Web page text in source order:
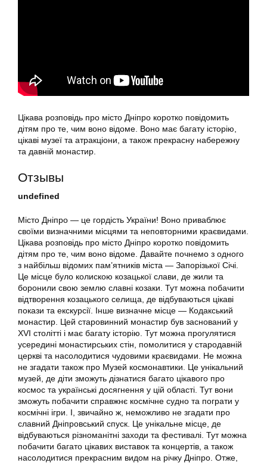
Цікава розповідь про місто Дніпро коротко повідомить
дітям про те, чим воно відоме. Воно має багату історію,
цікаві музеї та атракціони, а також прекрасну набережну
та давній монастир.
Отзывы
undefined
Місто Дніпро — це гордість України! Воно приваблює
своїми визначними місцями та неповторними краєвидами.
Цікава розповідь про місто Дніпро коротко повідомить
дітям про те, чим воно відоме. Давайте почнемо з одного
з найбільш відомих пам’ятників міста — Запорізької Січі.
Це місце було колискою козацької слави, де жили та
боронили свою землю славні козаки. Тут можна побачити
відтворення козацького селища, де відбуваються цікаві
покази та екскурсії. Інше визначне місце — Кодакський
монастир. Цей старовинний монастир був заснований у
XVI столітті і має багату історію. Тут можна прогулятися
усередині монастирських стін, помолитися у стародавній
церкві та насолодитися чудовими краєвидами. Не можна
не згадати також про Музей космонавтики. Це унікальний
музей, де діти зможуть дізнатися багато цікавого про
космос та українські досягнення у цій області. Тут вони
зможуть побачити справжнє космічне судно та пограти у
космічні ігри. І, звичайно ж, неможливо не згадати про
славний Дніпровський спуск. Це унікальне місце, де
відбуваються різноманітні заходи та фестивалі. Тут можна
побачити багато цікавих виставок та концертів, а також
насолодитися прекрасним видом на річку Дніпро. Отже,